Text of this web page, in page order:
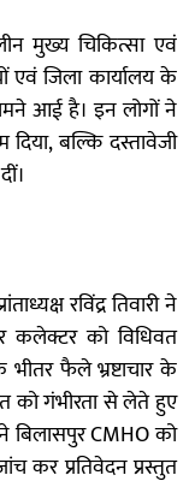
मुख्य चिकित्सा एवं
एवं जिला कार्यालय के
आई है। इन लोगों ने
बल्कि दस्तावेजी
रविंद्र तिवारी ने
कलेक्टर को विधिवत
फैले भ्रष्टाचार के
को गंभीरता से लेते हुए
बिलासपुर CMHO को
कर प्रतिवेदन प्रस्तुत